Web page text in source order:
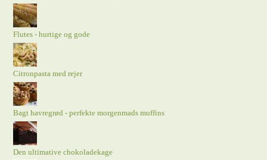
Flutes - hurtige og gode
Citronpasta med rejer
Bagt havregrød - perfekte morgenmads muffins
Den ultimative chokoladekage